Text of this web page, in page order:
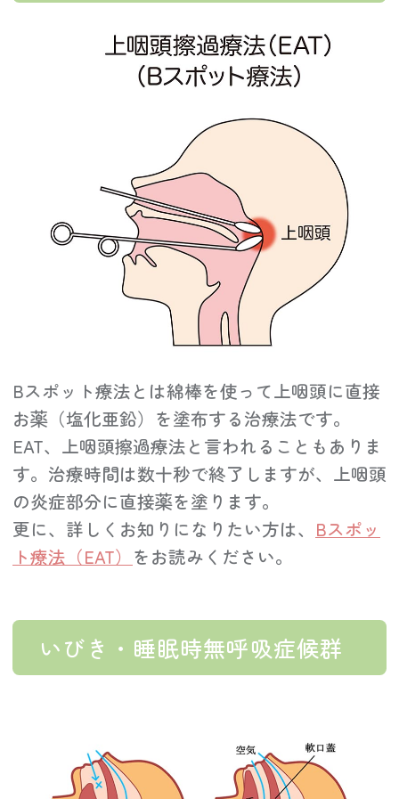
Bスポット療法とは綿棒を使って上咽頭に直接
お薬（塩化亜鉛）を塗布する治療法です。
EAT、上咽頭擦過療法と言われることもありま
す。治療時間は数十秒で終了しますが、上咽頭
の炎症部分に直接薬を塗ります。
更に、詳しくお知りになりたい方は、 Bスポッ
ト療法（EAT） をお読みください。
いびき・睡眠時無呼吸症候群